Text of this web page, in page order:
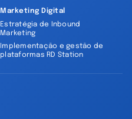
Marketing Digital
Estratégia de Inbound
Marketing
Implementação e gestão de
plataformas RD Station